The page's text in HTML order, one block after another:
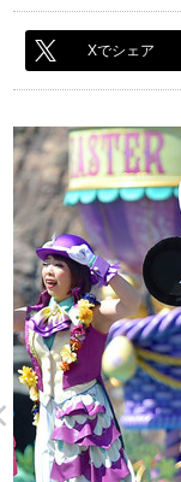
Xでシェア